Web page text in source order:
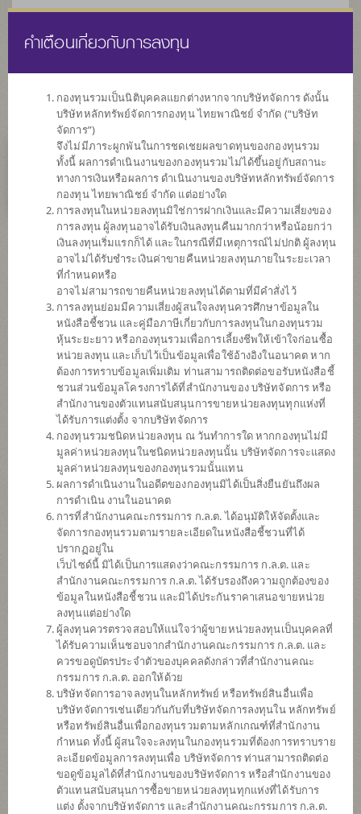
หน้าแรก รายการกองทุน ข้อมูลกองทุน
ไม่พบข้อมูล / Not found
กองทุน
ที่น่าสนใจ
SCBRF(R)
กองทุนเปิดไทยพาณิชย์เกษียณสุข
(ตราสารหนี้) (ชนิดรับซื้อคืนอัตโนมัติ)
SCBGHC
กองทุนเปิดไทยพาณิชย์หุ้นโกลบอล
เฮลธ์แคร์ (ชนิดจ่ายเงินปันผล)
SCBS&P500
จ่ายเงินปันผล)
SCBDV
กองทุนเปิดไทยพาณิชย์หุ้นทุนปันผล
(ชนิดจ่ายเงินปันผล)
SCBINCA
กองทุนเปิดไทยพาณิชย์ อินคัม
(ชนิดสะสมมูลค่า)
คำเตือนเกี่ยวกับการลงทุน
กองทุนรวมเป็นนิติบุคคลแยกต่างหากจากบริษัทจัดการ ดังนั้น
บริษัทหลักทรัพย์จัดการกองทุน ไทยพาณิชย์ จำกัด (“บริษัท
จัดการ”)
จึงไม่มีภาระผูกพันในการชดเชยผลขาดทุนของกองทุนรวม
ทั้งนี้ ผลการดำเนินงานของกองทุนรวมไม่ได้ขึ้นอยู่กับสถานะ
ทางการเงินหรือผลการ ดำเนินงานของบริษัทหลักทรัพย์จัดการ
กองทุน ไทยพาณิชย์ จำกัด แต่อย่างใด
การลงทุนในหน่วยลงทุนมิใช่การฝากเงินและมีความเสี่ยงของ
การลงทุน ผู้ลงทุนอาจได้รับเงินลงทุนคืนมากกว่าหรือน้อยกว่า
เงินลงทุนเริ่มแรกก็ได้ และในกรณีที่มีเหตุการณ์ไม่ปกติ ผู้ลงทุน
อาจไม่ได้รับชำระเงินค่าขายคืนหน่วยลงทุนภายในระยะเวลา
ที่กำหนดหรือ
อาจไม่สามารถขายคืนหน่วยลงทุนได้ตามที่มีคำสั่งไว้
การลงทุนย่อมมีความเสี่ยงผู้สนใจลงทุนควรศึกษาข้อมูลใน
หนังสือชี้ชวน และคู่มือภาษีเกี่ยวกับการลงทุนในกองทุนรวม
หุ้นระยะยาว หรือกองทุนรวมเพื่อการเลี้ยงชีพให้เข้าใจก่อนซื้อ
หน่วยลงทุน และเก็บไว้เป็นข้อมูลเพื่อใช้อ้างอิงในอนาคต หาก
ต้องการทราบข้อมูลเพิ่มเติม ท่านสามารถติดต่อขอรับหนังสือชี้
ชวนส่วนข้อมูลโครงการได้ที่สำนักงานของ บริษัทจัดการ หรือ
สำนักงานของตัวแทนสนับสนุนการขายหน่วยลงทุนทุกแห่งที่
ได้รับการแต่งตั้ง จากบริษัทจัดการ
กองทุนรวมชนิดหน่วยลงทุน ณ วันทำการใด หากกองทุนไม่มี
มูลค่าหน่วยลงทุนในชนิดหน่วยลงทุนนั้น บริษัทจัดการจะแสดง
มูลค่าหน่วยลงทุนของกองทุนรวมนั้นแทน
ผลการดำเนินงานในอดีตของกองทุนมิได้เป็นสิ่งยืนยันถึงผล
การดำเนิน งานในอนาคต
การที่สำนักงานคณะกรรมการ ก.ล.ต. ได้อนุมัติให้จัดตั้งและ
จัดการกองทุนรวมตามรายละเอียดในหนังสือชี้ชวนที่ได้
ปรากฏอยู่ใน
เว็บไซด์นี้ มิได้เป็นการแสดงว่าคณะกรรมการ ก.ล.ต. และ
สำนักงานคณะกรรมการ ก.ล.ต. ได้รับรองถึงความถูกต้องของ
ข้อมูลในหนังสือชี้ชวน และมิได้ประกันราคาเสนอขายหน่วย
ลงทุนแต่อย่างใด
ผู้ลงทุนควรตรวจสอบให้แน่ใจว่าผู้ขายหน่วยลงทุนเป็นบุคคลที่
ได้รับความเห็นชอบจากสำนักงานคณะกรรมการ ก.ล.ต. และ
ควรขอดูบัตรประจำตัวของบุคคลดังกล่าวที่สำนักงานคณะ
กรรมการ ก.ล.ต. ออกให้ด้วย
บริษัทจัดการอาจลงทุนในหลักทรัพย์ หรือทรัพย์สินอื่นเพื่อ
บริษัทจัดการเช่นเดียวกันกับที่บริษัทจัดการลงทุนใน หลักทรัพย์
หรือทรัพย์สินอื่นเพื่อกองทุนรวมตามหลักเกณฑ์ที่สำนักงาน
กำหนด ทั้งนี้ ผู้สนใจจะลงทุนในกองทุนรวมที่ต้องการทราบราย
ละเอียดข้อมูลการลงทุนเพื่อ บริษัทจัดการ ท่านสามารถติดต่อ
ขอดูข้อมูลได้ที่สำนักงานของบริษัทจัดการ หรือสำนักงานของ
ตัวแทนสนับสนุนการซื้อขายหน่วยลงทุนทุกแห่งที่ได้รับการ
แต่ง ตั้งจากบริษัทจัดการ และสำนักงานคณะกรรมการ ก.ล.ต.